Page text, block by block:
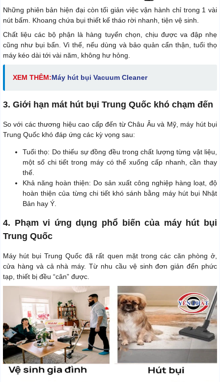
Những phiên bản hiện đại còn tối giản việc vận hành chỉ trong 1 vài
nút bấm. Khoang chứa bụi thiết kế tháo rời nhanh, tiện vệ sinh.
Chất liệu các bộ phận là hàng tuyển chọn, chịu được va đập nhẹ
cũng như bụi bẩn. Vì thế, nếu dùng và bảo quản cẩn thận, tuổi thọ
máy kéo dài tới vài năm, không hư hỏng.
XEM THÊM:Máy hút bụi Vacuum Cleaner
3. Giới hạn mát hút bụi Trung Quốc khó chạm đến
So với các thương hiệu cao cấp đến từ Châu Âu và Mỹ, máy hút bụi
Trung Quốc khó đáp ứng các kỳ vọng sau:
Tuổi thọ: Do thiếu sự đồng đều trong chất lượng từng vật liệu,
một số chi tiết trong máy có thể xuống cấp nhanh, cần thay
thế.
Khả năng hoàn thiện: Do sản xuất công nghiệp hàng loạt, độ
hoàn thiện của từng chi tiết khó sánh bằng máy hút bụi Nhật
Bản hay Ý.
4. Phạm vi ứng dụng phổ biến của máy hút bụi
Trung Quốc
Máy hút bụi Trung Quốc đã rất quen mặt trong các căn phòng ở,
cửa hàng và cả nhà máy. Từ nhu cầu vệ sinh đơn giản đến phức
tạp, thiết bị đều “cân” được.